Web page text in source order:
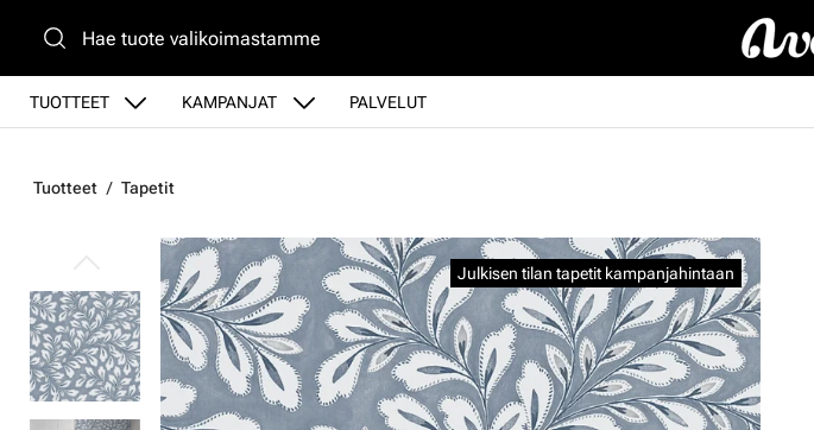
TUOTTEET KAMPANJAT PALVELUT
Tuotteet Tapetit
Julkisen tilan tapetit kampanjahintaan
Ohita kuvat